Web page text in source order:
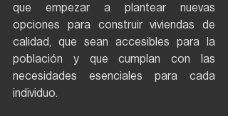
que empezar a plantear nuevas
opciones para construir viviendas de
calidad, que sean accesibles para la
población y que cumplan con las
necesidades esenciales para cada
individuo.